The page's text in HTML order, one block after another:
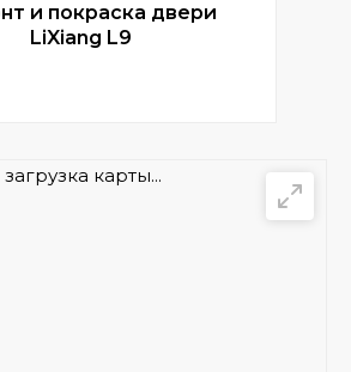
и покраска двери
LiXiang L9
загрузка карты...